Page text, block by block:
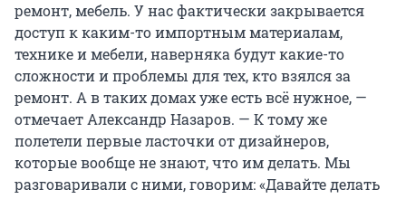
ремонт, мебель. У нас фактически закрывается
доступ к каким-то импортным материалам,
технике и мебели, наверняка будут какие-то
сложности и проблемы для тех, кто взялся за
ремонт. А в таких домах уже есть всё нужное, —
отмечает Александр Назаров. — К тому же
полетели первые ласточки от дизайнеров,
которые вообще не знают, что им делать. Мы
разговаривали с ними, говорим: «Давайте делать